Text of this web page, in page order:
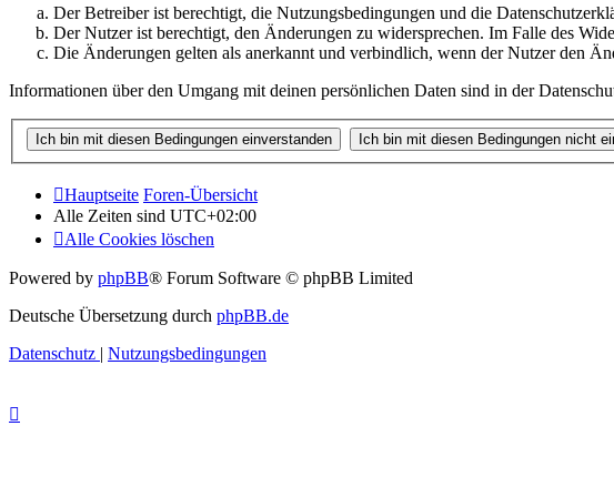
Der Betreiber ist berechtigt, die Nutzungsbedingungen und die
Der Nutzer ist berechtigt, den Änderungen zu widersprechen. Im Falle des
Die Änderungen gelten als anerkannt und verbindlich, wenn der Nutzer den
Informationen über den Umgang mit deinen persönlichen Daten sind in der
Hauptseite Foren-Übersicht
Alle Zeiten sind UTC+02:00
Alle Cookies löschen
Powered by phpBB® Forum Software © phpBB Limited
Deutsche Übersetzung durch phpBB.de
Datenschutz | Nutzungsbedingungen